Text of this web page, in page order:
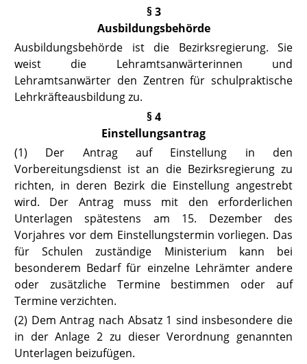
§ 3
Ausbildungsbehörde
Ausbildungsbehörde ist die Bezirksregierung. Sie
weist die Lehramtsanwärterinnen und
Lehramtsanwärter den Zentren für schulpraktische
Lehrkräfteausbildung zu.
§ 4
Einstellungsantrag
(1) Der Antrag auf Einstellung in den
Vorbereitungsdienst ist an die Bezirksregierung zu
richten, in deren Bezirk die Einstellung angestrebt
wird. Der Antrag muss mit den erforderlichen
Unterlagen spätestens am 15. Dezember des
Vorjahres vor dem Einstellungstermin vorliegen. Das
für Schulen zuständige Ministerium kann bei
besonderem Bedarf für einzelne Lehrämter andere
oder zusätzliche Termine bestimmen oder auf
Termine verzichten.
(2) Dem Antrag nach Absatz 1 sind insbesondere die
in der Anlage 2 zu dieser Verordnung genannten
Unterlagen beizufügen.